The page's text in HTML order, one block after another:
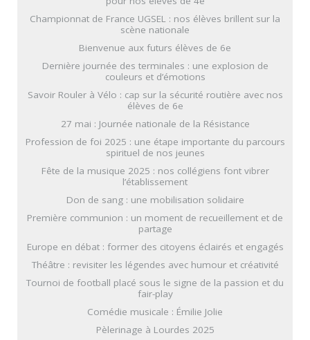
Championnat de France UGSEL : nos élèves brillent sur la
scène nationale
Bienvenue aux futurs élèves de 6e
Dernière journée des terminales : une explosion de
couleurs et d’émotions
Savoir Rouler à Vélo : cap sur la sécurité routière avec nos
élèves de 6e
27 mai : Journée nationale de la Résistance
Profession de foi 2025 : une étape importante du parcours
spirituel de nos jeunes
Fête de la musique 2025 : nos collégiens font vibrer
l’établissement
Don de sang : une mobilisation solidaire
Première communion : un moment de recueillement et de
partage
Europe en débat : former des citoyens éclairés et engagés
Théâtre : revisiter les légendes avec humour et créativité
Tournoi de football placé sous le signe de la passion et du
fair-play
Comédie musicale : Émilie Jolie
Pèlerinage à Lourdes 2025